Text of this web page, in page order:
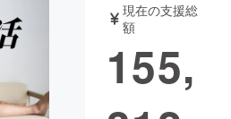
音楽
ジェット ゲーム・サ
現在の支援総
額
155,